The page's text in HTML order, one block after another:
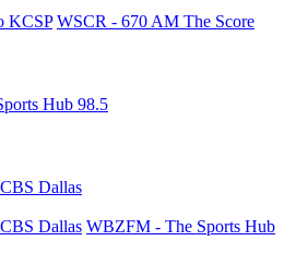
KCSP WSCR - 670 AM The Score
Hub 98.5
Dallas
Dallas WBZFM - The Sports Hub